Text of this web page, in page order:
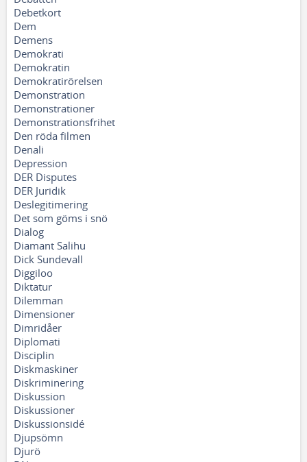
Debetkort
Dem
Demens
Demokrati
Demokratin
Demokratirörelsen
Demonstration
Demonstrationer
Demonstrationsfrihet
Den röda filmen
Denali
Depression
DER Disputes
DER Juridik
Deslegitimering
Det som göms i snö
Dialog
Diamant Salihu
Dick Sundevall
Diggiloo
Diktatur
Dilemman
Dimensioner
Dimridåer
Diplomati
Disciplin
Diskmaskiner
Diskriminering
Diskussion
Diskussioner
Diskussionsidé
Djupsömn
Djurö